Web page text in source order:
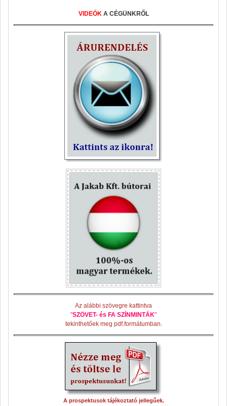
VIDEÓK A CÉGÜNKRŐL
Az alábbi szövegre kattintva
"SZÖVET- és FA SZÍNMINTÁK"
tekinthetőek meg pdf.formátumban.
A prospektusok tájékoztató jellegűek.